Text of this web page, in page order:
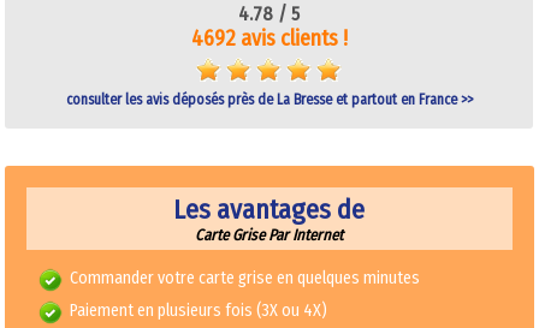
4.78 /5
4692 avis clients !
consulter les avis déposés près de La Bresse et partout en France >>
Les avantages de
Carte Grise Par Internet
Commander votre carte grise en quelques minutes
Paiement en plusieurs fois (3X ou 4X)